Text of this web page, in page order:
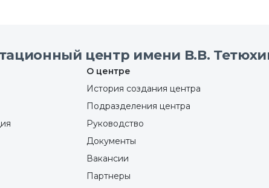
центр имени В.В.
О центре
История создания центра
Подразделения центра
Руководство
Документы
Вакансии
Партнеры